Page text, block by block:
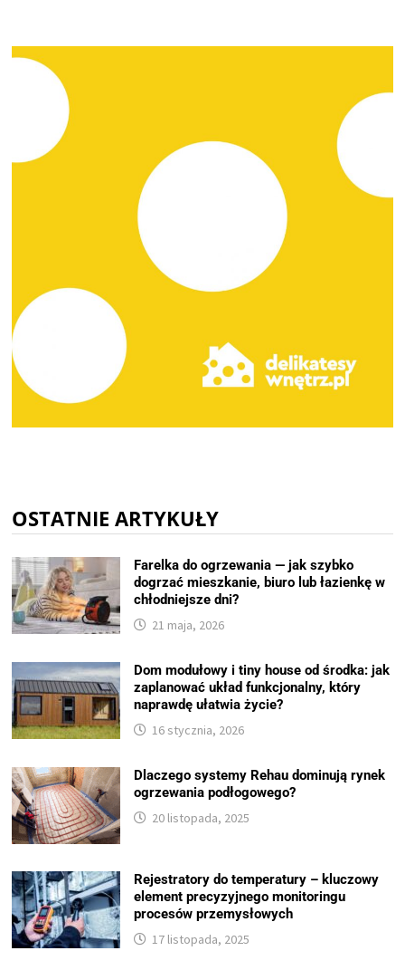
OSTATNIE ARTYKUŁY
Farelka do ogrzewania — jak szybko
dogrzać mieszkanie, biuro lub łazienkę w
chłodniejsze dni?
21 maja, 2026
Dom modułowy i tiny house od środka: jak
zaplanować układ funkcjonalny, który
naprawdę ułatwia życie?
16 stycznia, 2026
Dlaczego systemy Rehau dominują rynek
ogrzewania podłogowego?
20 listopada, 2025
Rejestratory do temperatury – kluczowy
element precyzyjnego monitoringu
procesów przemysłowych
17 listopada, 2025